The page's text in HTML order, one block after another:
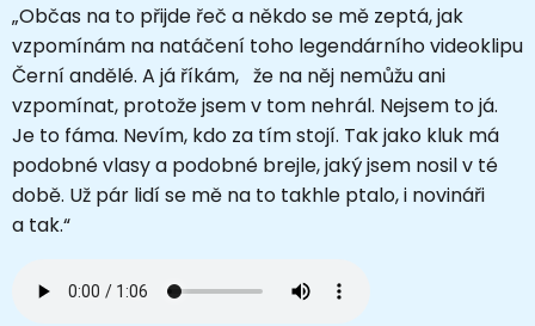
„Občas na to přijde řeč a někdo se mě zeptá, jak
vzpomínám na natáčení toho legendárního videoklipu
Černí andělé. A já říkám, že na něj nemůžu ani
vzpomínat, protože jsem v tom nehrál. Nejsem to já.
Je to fáma. Nevím, kdo za tím stojí. Tak jako kluk má
podobné vlasy a podobné brejle, jaký jsem nosil v té
době. Už pár lidí se mě na to takhle ptalo, i novináři
a tak.“